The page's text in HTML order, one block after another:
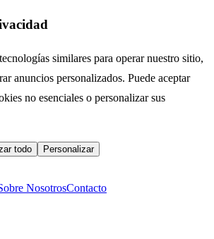
similares para operar nuestro sitio,
anuncios personalizados. Puede aceptar
no esenciales o personalizar sus
todo Personalizar
NosotrosContacto